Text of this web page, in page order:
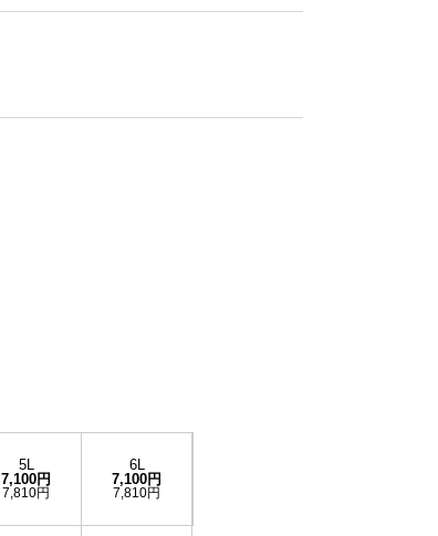
5L
7,100円
7,810円
6L
7,100円
7,810円